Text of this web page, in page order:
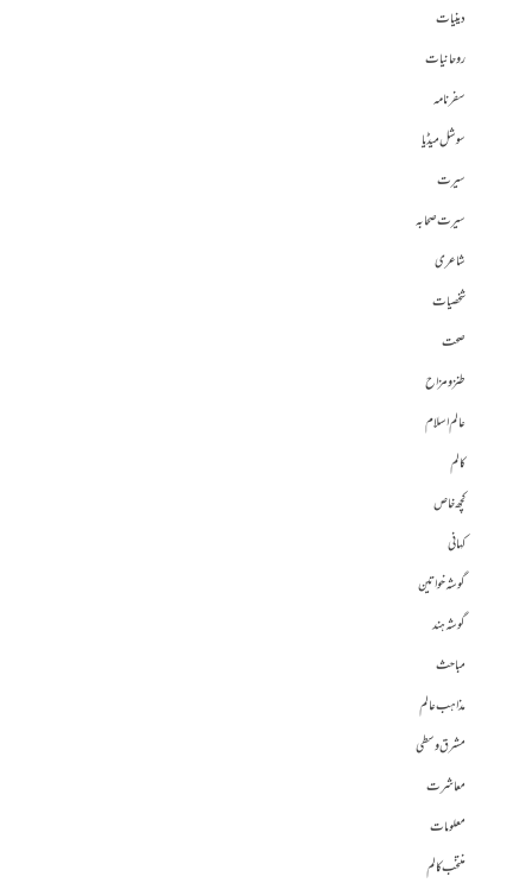
دینیات
روحانیات
سفرنامہ
سوشل میڈیا
سیرت
سیرت صحابہ
شاعری
شخصیات
صحت
طنز و مزاح
عالم اسلام
کالم
کچھ خاص
کہانی
گوشہ خواتین
گوشہ ہند
مباحث
مذاہب عالم
مشرق وسطی
معاشرت
معلومات
منتخب کالم